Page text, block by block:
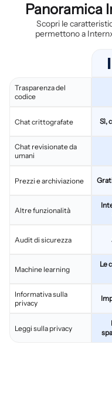
Panoramica
Scopri le
permettono a
Trasparenza del
codice
Chat crittografate
Chat revisionate da
umani
Prezzi e archiviazione
Altre funzionalità
Audit di sicurezza
Machine learning
Informativa sulla
privacy
Leggi sulla privacy
Sì,
Le